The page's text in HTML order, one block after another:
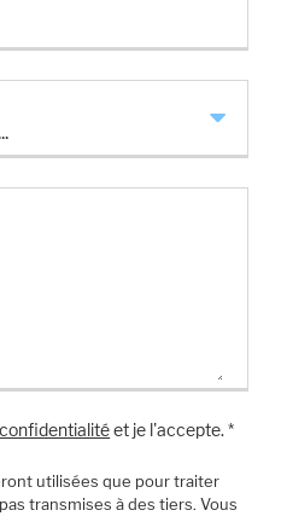
et je l'accepte.*
utilisées que pour traiter
transmises à des tiers. Vous